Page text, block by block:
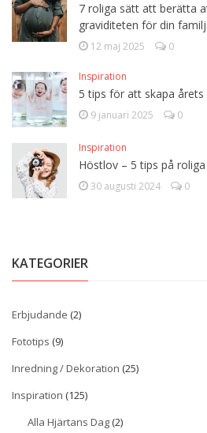
7 roliga sätt att berätta
graviditeten för din familj
12 maj 2025 0
Inspiration
5 tips för att skapa
9 januari 2025 0
Inspiration
Höstlov – 5 tips på
30 augusti 2024 0
KATEGORIER
Erbjudande (2)
Fototips (9)
Inredning / Dekoration (25)
Inspiration (125)
Alla Hjärtans Dag(2)